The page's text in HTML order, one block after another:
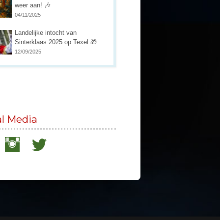
weer aan! 🎶
04/11/2025
Landelijke intocht van
Sinterklaas 2025 op Texel 🎁
12/09/2025
Media